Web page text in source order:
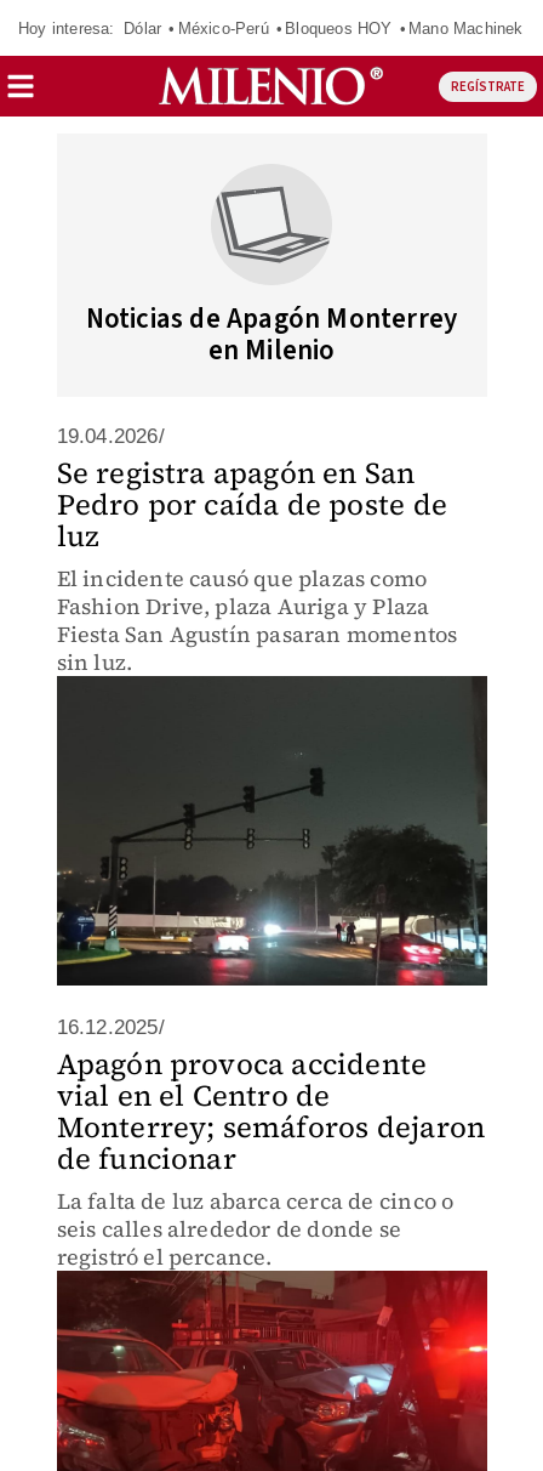
Hoy interesa: Dólar México-Perú Bloqueos HOY Mano Machinek
REGÍSTRATE
Noticias de Apagón Monterrey
en Milenio
19.04.2026/
Se registra apagón en San
Pedro por caída de poste de
luz
El incidente causó que plazas como
Fashion Drive, plaza Auriga y Plaza
Fiesta San Agustín pasaran momentos
sin luz.
16.12.2025/
Apagón provoca accidente
vial en el Centro de
Monterrey; semáforos dejaron
de funcionar
La falta de luz abarca cerca de cinco o
seis calles alrededor de donde se
registró el percance.